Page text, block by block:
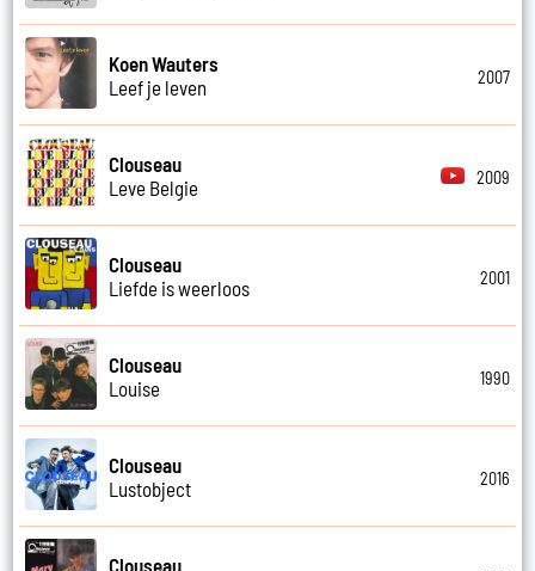
Koen Wauters
Leef je leven
2007
Clouseau
Leve Belgie
2009
Clouseau
Liefde is weerloos
2001
Clouseau
Louise
1990
Clouseau
Lustobject
2016
Clouseau